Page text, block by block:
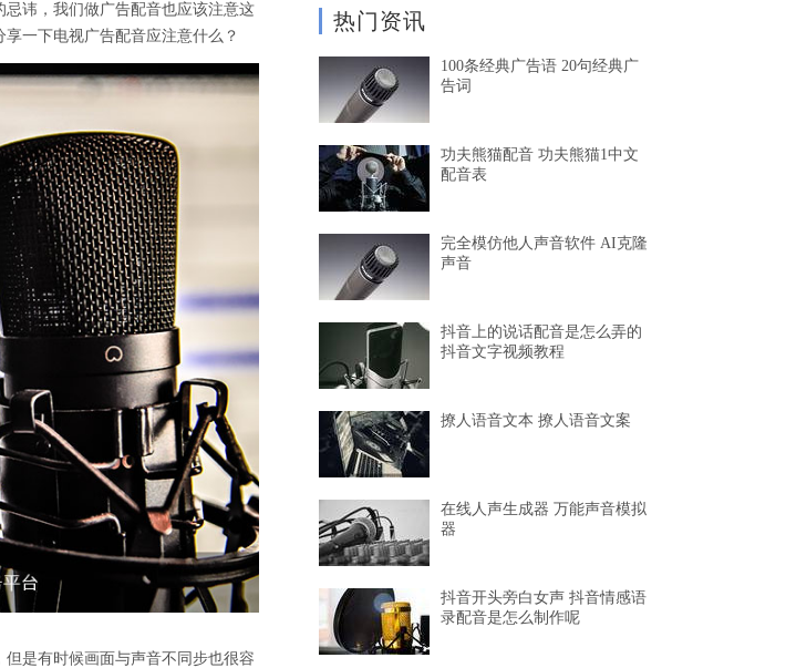
讳，我们做广告配音也应该注意这
一下电视广告配音应注意什么？
是有时候画面与声音不同步也很容
热门资讯
100条经典广告语 20句经典广
告词
功夫熊猫配音 功夫熊猫1中文
配音表
完全模仿他人声音软件 AI克隆
声音
抖音上的说话配音是怎么弄的
抖音文字视频教程
撩人语音文本 撩人语音文案
在线人声生成器 万能声音模拟
器
抖音开头旁白女声 抖音情感语
录配音是怎么制作呢